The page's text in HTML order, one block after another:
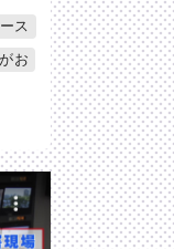
ス
お